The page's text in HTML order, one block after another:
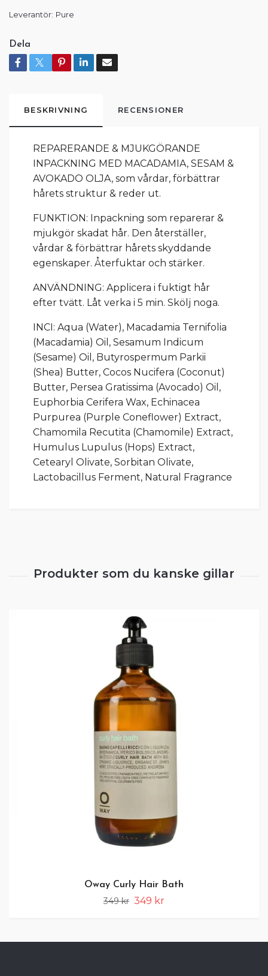
Leverantör: Pure
Dela
BESKRIVNING RECENSIONER
REPARERANDE & MJUKGÖRANDE
INPACKNING MED MACADAMIA, SESAM &
AVOKADO OLJA, som vårdar, förbättrar
hårets struktur & reder ut.
FUNKTION: Inpackning som reparerar &
mjukgör skadat hår. Den återställer,
vårdar & förbättrar hårets skyddande
egenskaper. Återfuktar och stärker.
ANVÄNDNING: Applicera i fuktigt hår
efter tvätt. Låt verka i 5 min. Skölj noga.
INCI: Aqua (Water), Macadamia Ternifolia
(Macadamia) Oil, Sesamum Indicum
(Sesame) Oil, Butyrospermum Parkii
(Shea) Butter, Cocos Nucifera (Coconut)
Butter, Persea Gratissima (Avocado) Oil,
Euphorbia Cerifera Wax, Echinacea
Purpurea (Purple Coneflower) Extract,
Chamomila Recutita (Chamomile) Extract,
Humulus Lupulus (Hops) Extract,
Cetearyl Olivate, Sorbitan Olivate,
Lactobacillus Ferment, Natural Fragrance
Oway Curly Hair Bath
349 kr 349 kr